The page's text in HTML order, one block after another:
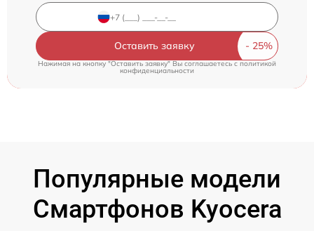
Оставить заявку
Нажимая на кнопку "Оставить заявку" Вы соглашаетесь c политикой
конфиденциальности
Популярные модели
Смартфонов Kyocera